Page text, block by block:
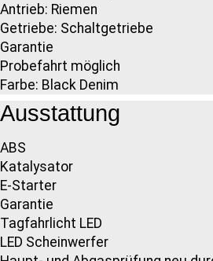
Antrieb: Riemen
Getriebe: Schaltgetriebe
Garantie
Probefahrt möglich
Farbe: Black Denim
Ausstattung
ABS
Katalysator
E-Starter
Garantie
Tagfahrlicht LED
LED Scheinwerfer